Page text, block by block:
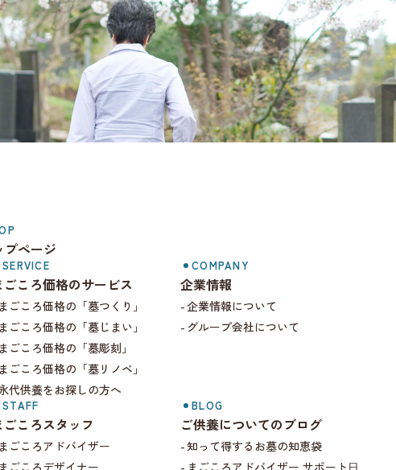
プページ
SERVICE
ごころ価格のサービス
ごころ価格の「墓つくり」
ごころ価格の「墓じまい」
ごころ価格の「墓彫刻」
ごころ価格の「墓リノベ」
代供養をお探しの方へ
COMPANY
企業情報
企業情報について
グループ会社について
STAFF
ごころスタッフ
ごころアドバイザー
ごころデザイナー
BLOG
ご供養についてのブログ
知って得するお墓の知恵袋
まごころアドバイザー サポート⽇